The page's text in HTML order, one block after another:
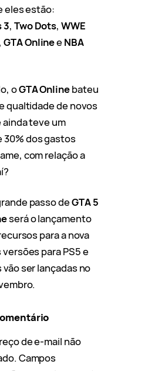
eles estão:
3, Two Dots,WWE
, GTA OnlineeNBA
oGTA Onlinebateu
qualtidade de novos
teve um
30% dos gastos
com relação a
passo deGTA 5
será o lançamento
para a nova
para PS5 e
ser lançadas no
de e-mail não
Campos